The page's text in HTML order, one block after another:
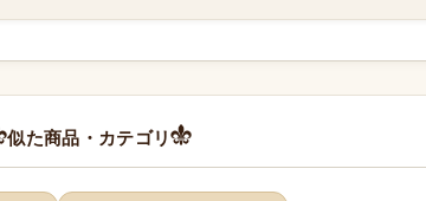
似た商品・カテゴリ